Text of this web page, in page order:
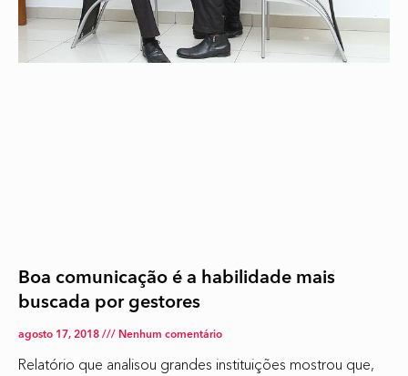
Boa comunicação é a habilidade mais
buscada por gestores
agosto 17, 2018 Nenhum comentário
Relatório que analisou grandes instituições mostrou que,